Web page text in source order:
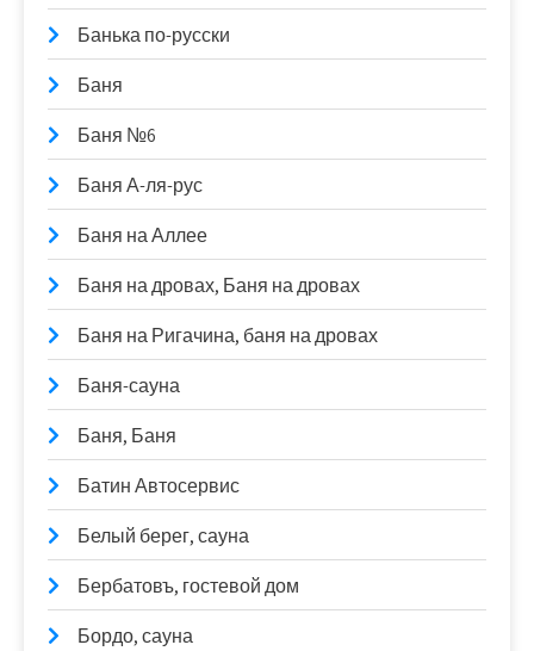
Банька по-русски
Баня
Баня №6
Баня А-ля-рус
Баня на Аллее
Баня на дровах, Баня на дровах
Баня на Ригачина, баня на дровах
Баня-сауна
Баня, Баня
Батин Автосервис
Белый берег, сауна
Бербатовъ, гостевой дом
Бордо, сауна